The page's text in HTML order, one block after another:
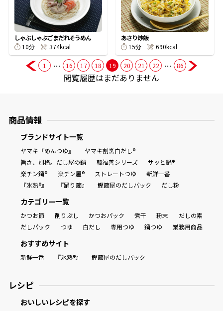
氷熟®︎
だしパック
しゃぶしゃぶごまだれそうめん
10分
374kcal
あさり炒飯
15分
690kcal
1 … 16 17 18 19 20 21 22 … 86
閲覧履歴はまだありません
商品情報
ブランドサイト一覧
ヤマキ『めんつゆ』
ヤマキ割烹白だし®
旨さ、別格。だし屋の鍋
韓福善シリーズ
サッと鍋®
楽チン鍋®
楽チン屋® ストレートつゆ
新鮮一番
『氷熟®』
『踊り節』 鰹節屋のだしパック だし粉
カテゴリー一覧
かつお節 削りぶし かつおパック 煮干 粉末
だしの素
だしパック
つゆ 白だし 専用つゆ 鍋つゆ 業務用商品
おすすめサイト
新鮮一番 『氷熟®』 鰹節屋のだしパック
レシピ
おいしいレシピを探す